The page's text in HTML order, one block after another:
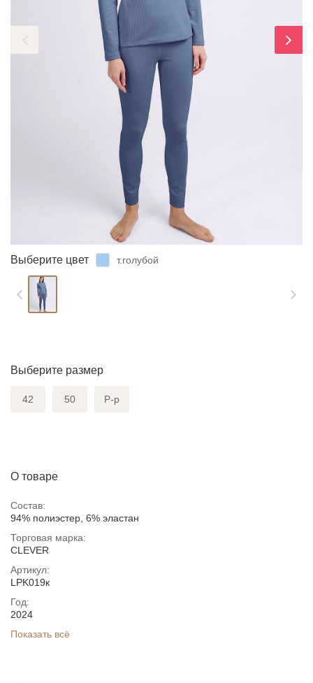
Выберите цвет т.голубой
Выберите размер
42 50 Р-р
О товаре
Состав:
94% полиэстер, 6% эластан
Торговая марка:
CLEVER
Артикул:
LPK019к
Год:
2024
Показать всё